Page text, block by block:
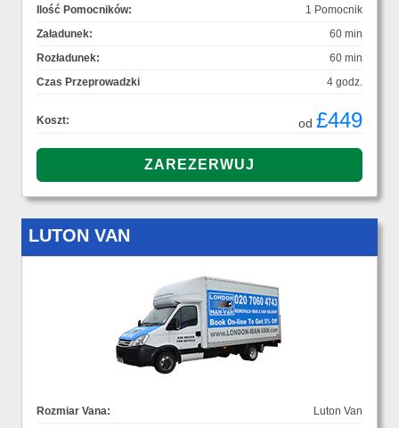
Ilość Pomocników:
1 Pomocnik
Załadunek:
60 min
Rozładunek:
60 min
Czas Przeprowadzki
4 godz.
Koszt: od £449
LUTON VAN
Rozmiar Vana:
Luton Van